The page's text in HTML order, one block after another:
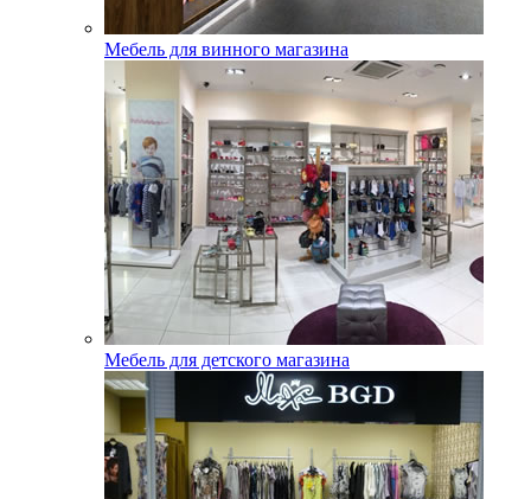
Мебель для винного магазина
Мебель для детского магазина